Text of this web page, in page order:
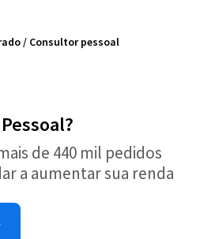
/ Consultor pessoal
de 440 mil pedidos
a aumentar sua renda